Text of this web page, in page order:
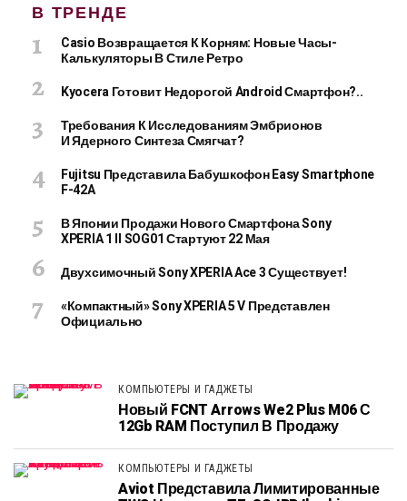
В ТРЕНДЕ
Casio Возвращается К Корням: Новые Часы-
Калькуляторы В Стиле Ретро
Kyocera Готовит Недорогой Android Смартфон?..
Требования К Исследованиям Эмбрионов
И Ядерного Синтеза Смягчат?
Fujitsu Представила Бабушкофон Easy Smartphone
F-42A
В Японии Продажи Нового Смартфона Sony
XPERIA 1 II SOG01 Стартуют 22 Мая
Двухсимочный Sony XPERIA Ace 3 Существует!
«Компактный» Sony XPERIA 5 V Представлен
Официально
КОМПЬЮТЕРЫ И ГАДЖЕТЫ
Новый FCNT Arrows We2 Plus M06 С
12Gb RAM Поступил В Продажу
КОМПЬЮТЕРЫ И ГАДЖЕТЫ
Aviot Представила Лимитированные